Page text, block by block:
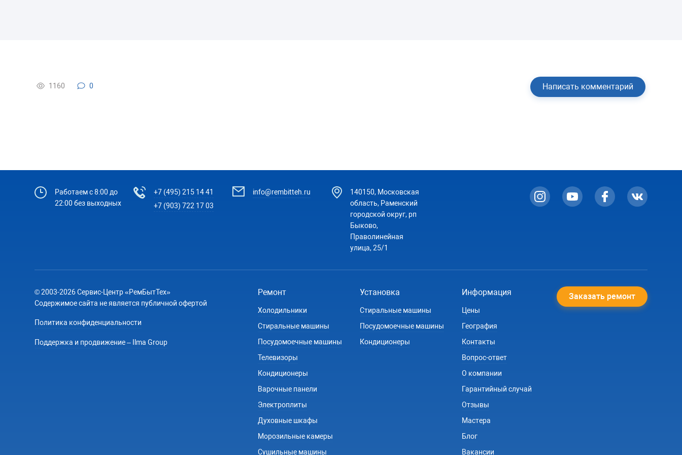
1160 0 Написать комментарий
Работаем с 8:00 до
22:00 без выходных
+7 (495) 215 14 41
+7 (903) 722 17 03
info@rembitteh.ru
140150, Московская
область, Раменский
городской округ, рп
Быково,
Праволинейная
улица, 25/1
© 2003-2026 Сервис-Центр «РемБытТех»
Содержимое сайта не является публичной офертой
Политика конфиденциальности
Поддержка и продвижение – Ilma Group
Ремонт
Холодильники
Стиральные машины
Посудомоечные машины
Телевизоры
Кондиционеры
Варочные панели
Электроплиты
Духовные шкафы
Морозильные камеры
Сушильные машины
Установка
Стиральные машины
Посудомоечные машины
Кондиционеры
Информация
Цены
География
Контакты
Вопрос-ответ
О компании
Гарантийный случай
Отзывы
Мастера
Блог
Вакансии
Заказать ремонт